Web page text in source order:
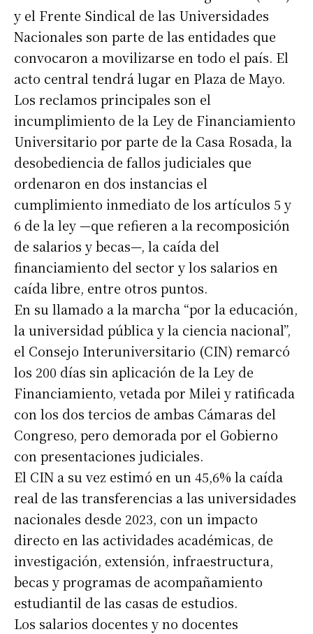
y el Frente Sindical de las Universidades
Nacionales son parte de las entidades que
convocaron a movilizarse en todo el país. El
acto central tendrá lugar en Plaza de Mayo.
Los reclamos principales son el
incumplimiento de la Ley de Financiamiento
Universitario por parte de la Casa Rosada, la
desobediencia de fallos judiciales que
ordenaron en dos instancias el
cumplimiento inmediato de los artículos 5 y
6 de la ley —que refieren a la recomposición
de salarios y becas—, la caída del
financiamiento del sector y los salarios en
caída libre, entre otros puntos.
En su llamado a la marcha “por la educación,
la universidad pública y la ciencia nacional”,
el Consejo Interuniversitario (CIN) remarcó
los 200 días sin aplicación de la Ley de
Financiamiento, vetada por Milei y ratificada
con los dos tercios de ambas Cámaras del
Congreso, pero demorada por el Gobierno
con presentaciones judiciales.
El CIN a su vez estimó en un 45,6% la caída
real de las transferencias a las universidades
nacionales desde 2023, con un impacto
directo en las actividades académicas, de
investigación, extensión, infraestructura,
becas y programas de acompañamiento
estudiantil de las casas de estudios.
Los salarios docentes y no docentes